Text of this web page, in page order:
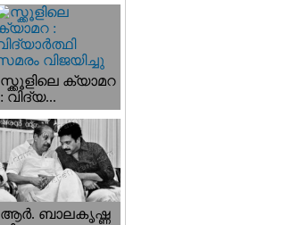
സ്ക്കൂളിലെ ക്യാമറ
: വിദ്യ...
ആര്‍. ബാലകൃഷ്ണ